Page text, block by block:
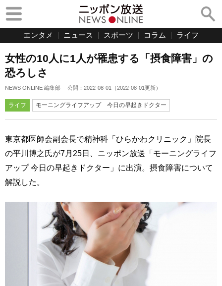
エンタメ ニュース スポーツ コラム ライフ
女性の10人に1人が罹患する「摂食障害」の
恐ろしさ
NEWS ONLINE 編集部 公開： 2022-08-01 （2022-08-01更新）
ライフ モーニングライフアップ 今日の早起きドクター
東京都医師会副会長で精神科「ひらかわクリニック」院長
の平川博之氏が7月25日、ニッポン放送「モーニングライフ
アップ 今日の早起きドクター」に出演。摂食障害について
解説した。